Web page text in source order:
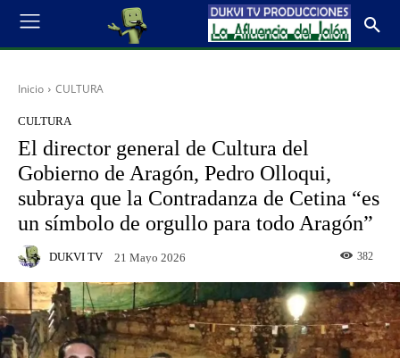
Inicio CULTURA
CULTURA
El director general de Cultura del
Gobierno de Aragón, Pedro Olloqui,
subraya que la Contradanza de Cetina “es
un símbolo de orgullo para todo Aragón”
DUKVI TV 21 Mayo 2026 382